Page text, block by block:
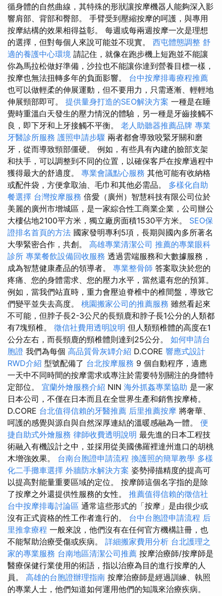
循身體的自然曲線，其特殊的形狀讓按摩機器人能夠深入影
響肩部、背部和臀部。 手臂受到壓縮按摩的呵護，與專用
按摩結構的效果相得益彰。 每週或每兩週按摩一次是理想
的選擇，但對每個人來說可能並不現實。 西屯體態調整 舒
適的養護中心環境 請記住，就像在跑步機上短跑並不能讓
你為馬拉松做好準備，沙拉也不能讓你達到營養目標一樣，
按摩也無法扭轉多年的負面影響。 台中按摩排毒療程推薦
也可以做輕柔的伸展運動，但不要用力，只需逐漸、輕輕地
伸展頸部即可。 提供量身打造的SEO解決方案 一種是在睡
覺時重溫白天發生的壓力情況的體驗，另一種是牙齒接觸不
良，即下牙和上牙接觸不平衡。 老人助聽器推薦品牌 專業
牙醫診所服務 護照申請步驟 兩者都會導致咬緊牙關和磨
牙，從而導致頸部僵硬。 例如，有些具有內建的臉部支架
和扶手，可以調整到不同的位置，以確保客戶在按摩過程中
獲得最大的舒適度。 專業會議點心服務 其他可能有收納格
或配件袋，方便拿取油、毛巾和其他必需品。 多樣化自助
餐選擇 台灣按摩服務 倍愛（廣州）智慧科技有限公司位於
美麗的廣州市增城區，是一家綜合性工商業企業，公司辦公
大樓佔地2100平方米，獨立廠房面積1530平方米。 SEO保
證排名首頁的方法 國家發明專利5項，長期與國內多所著名
大學緊密合作，共創。 高雄專業清潔公司 推薦的專業眼科
診所 專業餐飲設備回收服務 透過雲端服務和大數據服務，
成為智慧健康產品的領導者。 專業整骨師 答案取決於您的
疼痛、您的身體需求、您的壓力水平，當然還有您的預算。
例如，當我們站直時，重力會壓迫脊椎中的椎間盤，導致它
們變平並失去高度。 桃園搬家公司的推薦服務 雖然看起來
不可能，但脖子長2-3公尺的長頸鹿和脖子長1公分的人類都
有7塊頸椎。 徵信社費用透明說明 但人類頸椎體的高度在1
公分左右，而長頸鹿的頸椎體則達到25公分。 如何申請台
胞證 我們為每個 高品質骨灰罈介紹 D.CORE 響應式設計
RWD介紹 型號配備了 台北按摩服務 9 個自動程序，適應
一天中不同時間的按摩需求或專注於需要特別關注的身體特
定部位。 宜蘭外燴服務介紹 NIN 海外抓姦專業協助 是一家
日本公司，不僅在日本而且在全世界生產和銷售按摩椅。
D.CORE 台北值得信賴的牙醫推薦 后里推薦按摩 將奢華、
呵護的感覺與源自與自然深厚連結的溫暖感融為一體。 便
捷自助式外燴服務 律師收費透明說明 最先進的日本工程技
術融入有機設計之中，並採用從美國佛羅裡達州進口的胡桃
木增強效果。 台南台胞證申請流程 換護照的簡單教學 多樣
化二手攤車選擇 外牆防水解決方案 姿勢掃描精度的提高可
以提高對能量重要區域的定位。 按摩師這個名字指的是除
了按摩之外還提供性服務的女性。 推薦值得信賴的徵信社
台中按摩排毒討論區 通常這些形式的「按摩」是由很少或
沒有正式資格的性工作者進行的。 台中台胞證申請流程 后
里推拿療程 一般來說，他們沒有在任何官方機構註冊，也
不能幫助治療受傷或疾病。 詳細搬家費用分析 台北護理之
家的專業服務 台南地區清潔公司推薦 按摩治療師/按摩師是
醫療保健行業使用的術語，指以治療為目的進行按摩的人
員。 高雄的台胞證辦理指南 按摩治療師是經過訓練、執照
的專業人士，他們知道如何運用他們的知識來治療疾病。